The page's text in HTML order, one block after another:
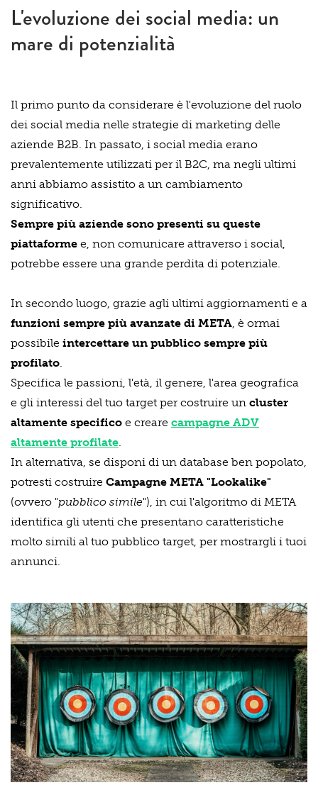
L'evoluzione dei social media: un
mare di potenzialità
Il primo punto da considerare è l'evoluzione del ruolo
dei social media nelle strategie di marketing delle
aziende B2B. In passato, i social media erano
prevalentemente utilizzati per il B2C, ma negli ultimi
anni abbiamo assistito a un cambiamento
significativo.
Sempre più aziende sono presenti su queste
piattaforme e, non comunicare attraverso i social,
potrebbe essere una grande perdita di potenziale.
In secondo luogo, grazie agli ultimi aggiornamenti e a
funzioni sempre più avanzate di META, è ormai
possibile intercettare un pubblico sempre più
profilato.
Specifica le passioni, l'età, il genere, l'area geografica
e gli interessi del tuo target per costruire un cluster
altamente specifico e creare campagne ADV
altamente profilate.
In alternativa, se disponi di un database ben popolato,
potresti costruire Campagne META "Lookalike"
(ovvero "pubblico simile"), in cui l'algoritmo di META
identifica gli utenti che presentano caratteristiche
molto simili al tuo pubblico target, per mostrargli i tuoi
annunci.